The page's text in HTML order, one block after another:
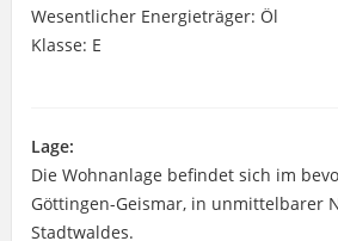
Wesentlicher Energieträger: Öl
Klasse: E
Lage:
Die Wohnanlage befindet sich im
Göttingen-Geismar, in unmittelbarer
Stadtwaldes.